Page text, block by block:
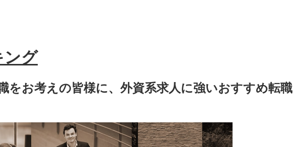
ング
をお考えの皆様に、外資系求人に強いおすすめ転職